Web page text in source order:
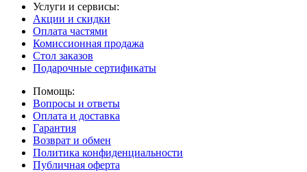
Услуги и сервисы:
Акции и скидки
Оплата частями
Комиссионная продажа
Стол заказов
Подарочные сертификаты
Помощь:
Вопросы и ответы
Оплата и доставка
Гарантия
Возврат и обмен
Политика конфиденциальности
Публичная оферта